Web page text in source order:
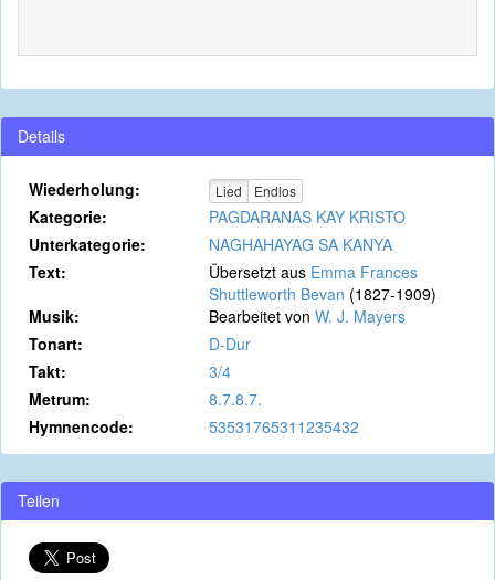
Details
Wiederholung: Lied Endlos
Kategorie:
PAGDARANAS KAY KRISTO
Unterkategorie:
NAGHAHAYAG SA KANYA
Text:
Übersetzt aus Emma Frances
Shuttleworth Bevan (1827-1909)
Musik:
Bearbeitet von W. J. Mayers
Tonart:
D-Dur
Takt:
3/4
Metrum:
8.7.8.7.
Hymnencode:
53531765311235432
Teilen